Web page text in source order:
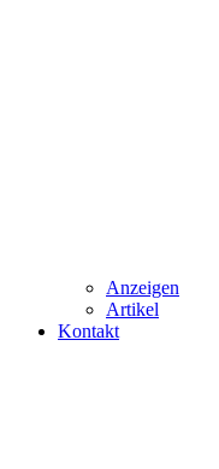
Anzeigen
Artikel
Kontakt